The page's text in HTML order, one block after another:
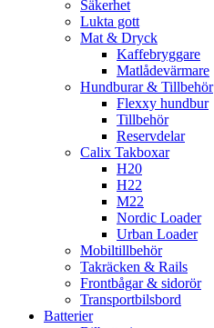
Säkerhet
Lukta gott
Mat & Dryck
Kaffebryggare
Matlådevärmare
Hundburar & Tillbehör
Flexxy hundbur
Tillbehör
Reservdelar
Calix Takboxar
H20
H22
M22
Nordic Loader
Urban Loader
Mobiltillbehör
Takräcken & Rails
Frontbågar & sidorör
Transportbilsbord
Batterier